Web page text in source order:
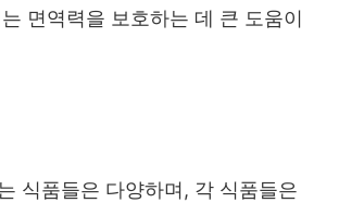
면역력을 보호하는 데 큰 도움이
식품들은 다양하며, 각 식품들은